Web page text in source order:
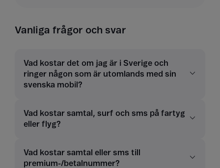
Vanliga frågor och svar
Vad kostar det om jag är i Sverige och
ringer någon som är utomlands med sin
svenska mobil?
Vad kostar samtal, surf och sms på fartyg
eller flyg?
Vad kostar samtal eller sms till
premium-/betalnummer?